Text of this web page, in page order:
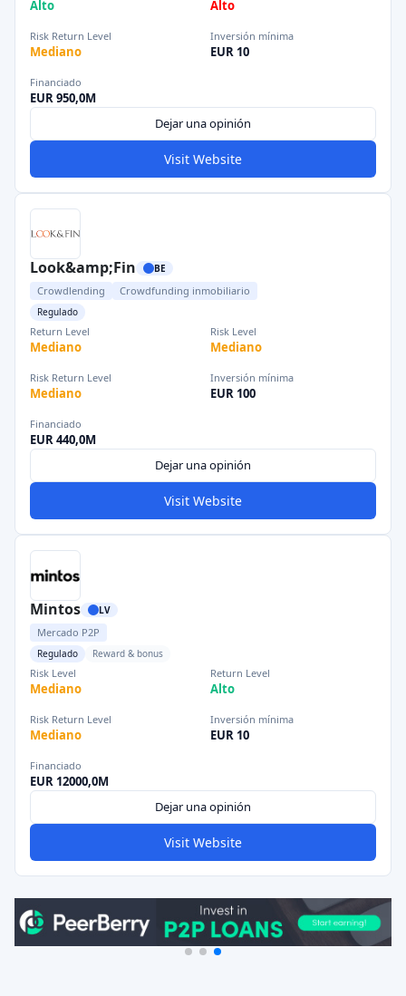
Alto Alto
Risk Return Level
Mediano
Inversión mínima
EUR 10
Financiado
EUR 950,0M
Dejar una opinión
Visit Website
Look&amp;Fin BE
Crowdlending Crowdfunding inmobiliario
Regulado
Return Level
Mediano
Risk Level
Mediano
Risk Return Level
Mediano
Inversión mínima
EUR 100
Financiado
EUR 440,0M
Dejar una opinión
Visit Website
Mintos LV
Mercado P2P
Regulado Reward & bonus
Risk Level
Mediano
Return Level
Alto
Risk Return Level
Mediano
Inversión mínima
EUR 10
Financiado
EUR 12000,0M
Dejar una opinión
Visit Website